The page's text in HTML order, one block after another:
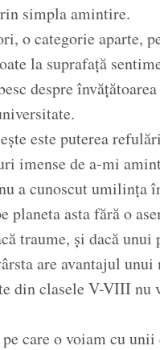
simpla amintire.
o categorie aparte,
la suprafață
despre
este puterea
imense de a-mi
a cunoscut umilința
planeta asta fără o
traume, și dacă
are avantajul unui
din clasele V-VIII nu
pe care o voiam cu